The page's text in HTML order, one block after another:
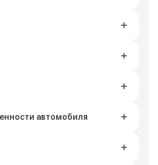
автомобиля